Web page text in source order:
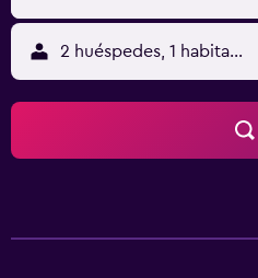
2 huéspedes, 1 habitación